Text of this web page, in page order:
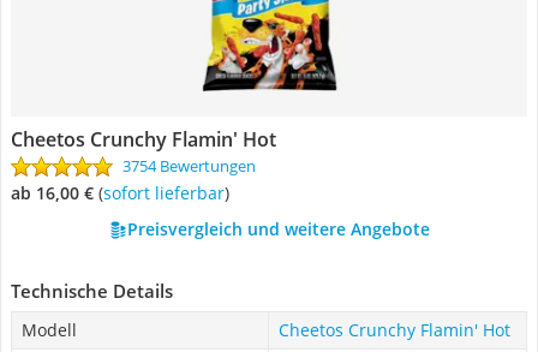
Cheetos Crunchy Flamin' Hot
3754 Bewertungen
ab 16,00 € ( Sofort lieferbar)
Preisvergleich und weitere Angebote
Technische Details
Modell
Cheetos Crunchy Flamin' Hot